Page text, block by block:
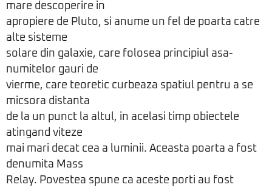
mare descoperire in
apropiere de Pluto, si anume un fel de poarta catre
alte sisteme
solare din galaxie, care folosea principiul asa-
numitelor gauri de
vierme, care teoretic curbeaza spatiul pentru a se
micsora distanta
de la un punct la altul, in acelasi timp obiectele
atingand viteze
mai mari decat cea a luminii. Aceasta poarta a fost
denumita Mass
Relay. Povestea spune ca aceste porti au fost